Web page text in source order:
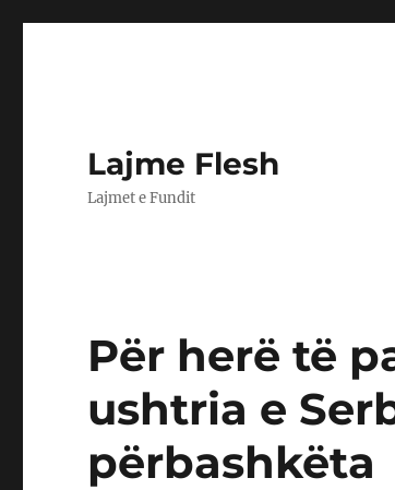
Lajme Flesh
Lajmet e Fundit
Për herë të
ushtria e
përbashkëta